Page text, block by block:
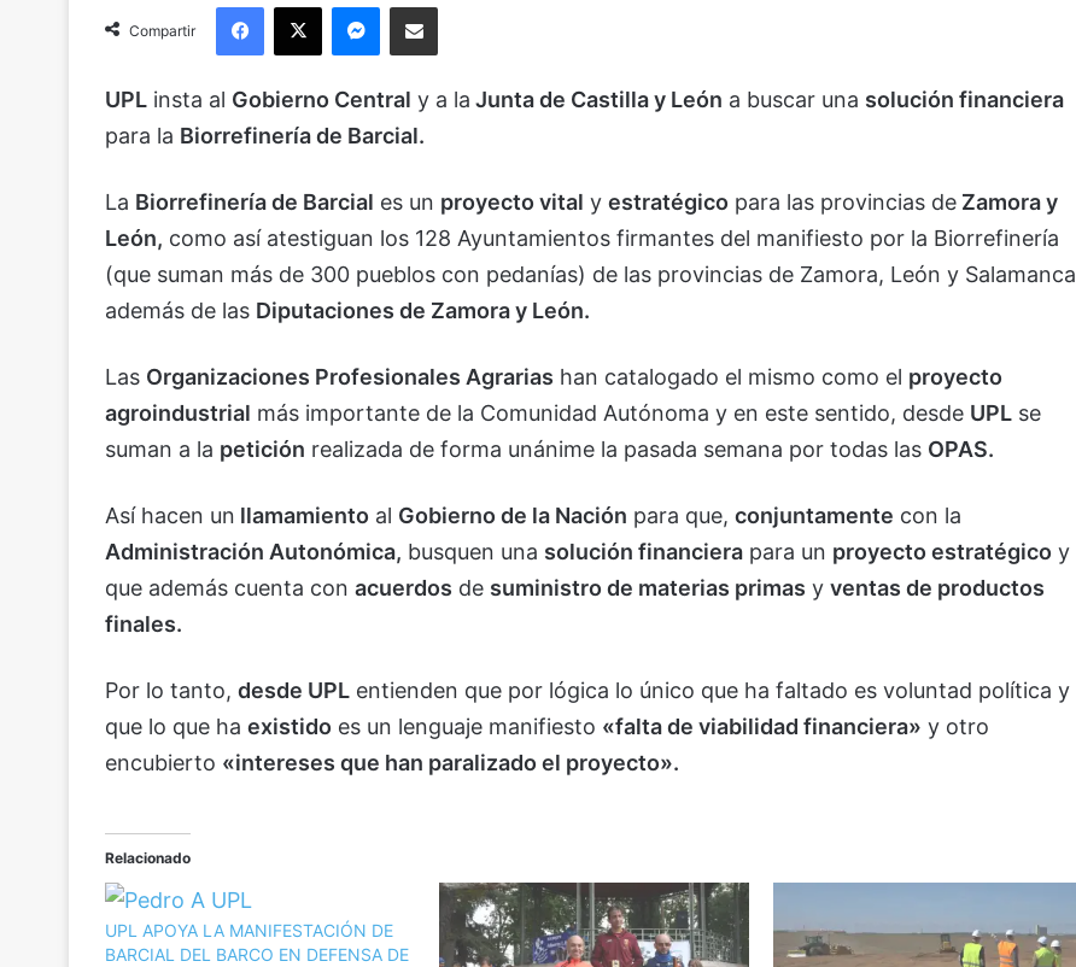
Compartir
UPL insta al Gobierno Central y a la Junta de Castilla y León a buscar una solución financiera
para la Biorrefinería de Barcial.
La Biorrefinería de Barcial es un proyecto vital y estratégico para las provincias de Zamora y
León, como así atestiguan los 128 Ayuntamientos firmantes del manifiesto por la Biorrefinería
(que suman más de 300 pueblos con pedanías) de las provincias de Zamora, León y Salamanca
además de las Diputaciones de Zamora y León.
Las Organizaciones Profesionales Agrarias han catalogado el mismo como el proyecto
agroindustrial más importante de la Comunidad Autónoma y en este sentido, desde UPL se
suman a la petición realizada de forma unánime la pasada semana por todas las OPAS.
Así hacen un llamamiento al Gobierno de la Nación para que, conjuntamente con la
Administración Autonómica, busquen una solución financiera para un proyecto estratégico y
que además cuenta con acuerdos de suministro de materias primas y ventas de productos
finales.
Por lo tanto, desde UPL entienden que por lógica lo único que ha faltado es voluntad política y
que lo que ha existido es un lenguaje manifiesto «falta de viabilidad financiera» y otro
encubierto «intereses que han paralizado el proyecto».
Relacionado
UPL APOYA LA MANIFESTACIÓN DE
BARCIAL DEL BARCO EN DEFENSA DE